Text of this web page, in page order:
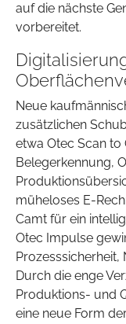
auf die nächste
vorbereitet.
Neue
zusätzlichen
etwa Otec Scan
Belegerkennung,
müheloses E-
Camt für ein
Otec Impulse
Prozesssicherheit,
Durch die enge
Produktions- und
eine neue Form